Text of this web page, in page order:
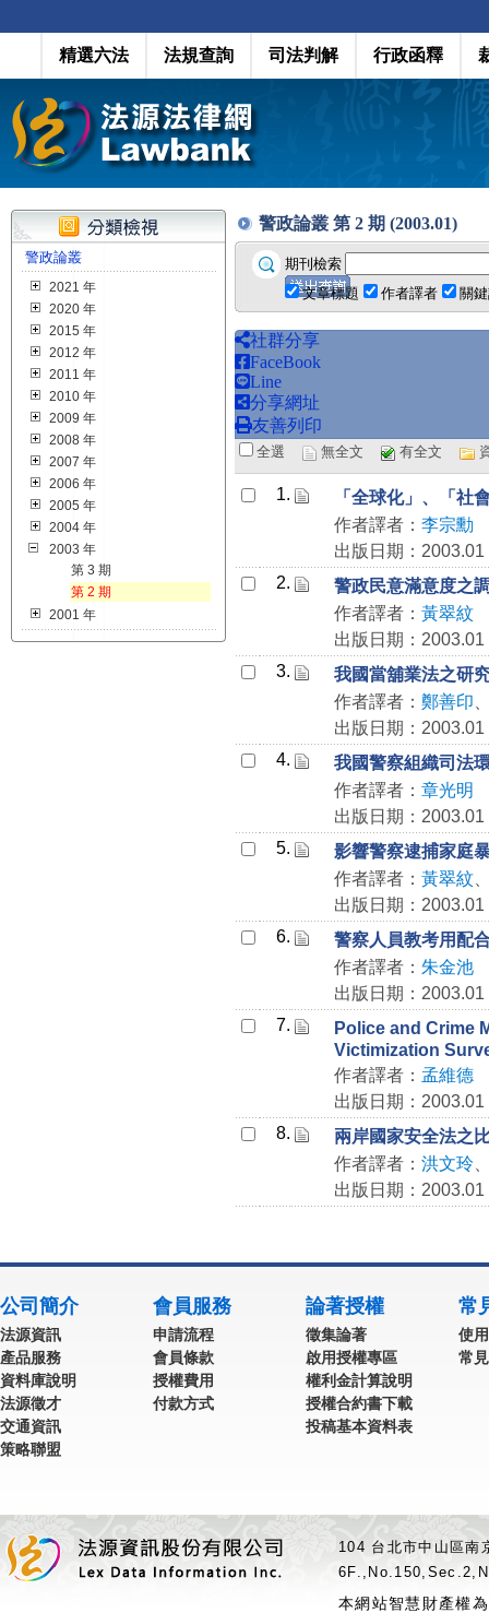
精選六法 法規查詢 司法判解 行政函釋
警政論叢
2021 年
2020 年
2015 年
2012 年
2011 年
2010 年
2009 年
2008 年
2007 年
2006 年
2005 年
2004 年
2003 年
第 3 期
第 2 期
2001 年
警政論叢 第 2 期 (2003.01)
期刊檢索
文章標題
作者譯者 關
社群分享
FaceBook
Line
分享網址
友善列印
全選 無全文 有全文
1.
「全球化」、「社
作者譯者： 李宗勳
出版日期：2003.01
2.
警政民意滿意度之
作者譯者： 黃翠紋
出版日期：2003.01
3.
我國當舖業法之研
作者譯者： 鄭善印
出版日期：2003.01
4.
我國警察組織司法
作者譯者： 章光明
出版日期：2003.01
5.
影響警察逮捕家庭
作者譯者： 黃翠紋
出版日期：2003.01
6.
警察人員教考用配
作者譯者： 朱金池
出版日期：2003.01
7.
Police and Crime
Victimization
作者譯者： 孟維德
出版日期：2003.01
8.
兩岸國家安全法之
作者譯者： 洪文玲
出版日期：2003.01
公司簡介
法源資訊
產品服務
資料庫說明
法源徵才
交通資訊
策略聯盟
會員服務
申請流程
會員條款
授權費用
付款方式
論著授權
徵集論著
啟用授權專區
權利金計算說明
授權合約書下載
投稿基本資料表
常
使
常
104 台北市中山區
本網站智慧財產權